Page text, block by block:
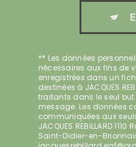
** Les données
nécessaires aux fins de
enregistrées dans un
destinées à JACQUES
traitants dans le seul
message. Les données
communiquées aux
JACQUES REBILLARD
Saint-Didier-en-